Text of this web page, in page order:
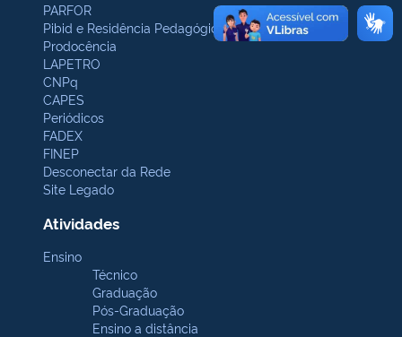
PARFOR
Pibid e Residência Pedagógica
Prodocência
LAPETRO
CNPq
CAPES
Periódicos
FADEX
FINEP
Desconectar da Rede
Site Legado
Atividades
Ensino
Técnico
Graduação
Pós-Graduação
Ensino a distância